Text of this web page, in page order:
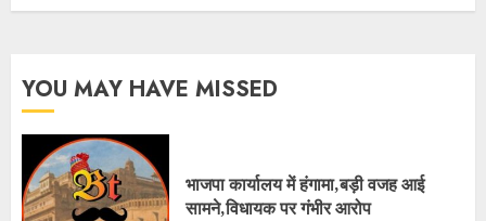
YOU MAY HAVE MISSED
भाजपा कार्यालय में हंगामा,बड़ी वजह आई
सामने,विधायक पर गंभीर आरोप